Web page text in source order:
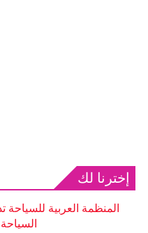
إخترنا لك
المنظمة العربية للسياحة
السياحة